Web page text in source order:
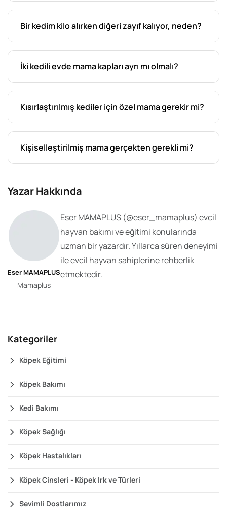
Bir kedim kilo alırken diğeri zayıf kalıyor, neden?
İki kedili evde mama kapları ayrı mı olmalı?
Kısırlaştırılmış kediler için özel mama gerekir mi?
Kişiselleştirilmiş mama gerçekten gerekli mi?
Yazar Hakkında
Eser MAMAPLUS
Mamaplus
Eser MAMAPLUS (@eser_mamaplus) evcil
hayvan bakımı ve eğitimi konularında
uzman bir yazardır. Yıllarca süren deneyimi
ile evcil hayvan sahiplerine rehberlik
etmektedir.
Kategoriler
Köpek Eğitimi
Köpek Bakımı
Kedi Bakımı
Köpek Sağlığı
Köpek Hastalıkları
Köpek Cinsleri - Köpek Irk ve Türleri
Sevimli Dostlarımız